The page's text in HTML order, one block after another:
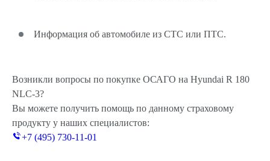
Информация об автомобиле из СТС или ПТС.
Возникли вопросы по покупке ОСАГО на Hyundai R 180
NLC-3?
Вы можете получить помощь по данному страховому
продукту у наших специалистов:
+7 (495) 730-11-01